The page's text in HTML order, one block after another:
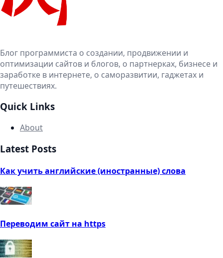
Блог программиста о создании, продвижении и
оптимизации сайтов и блогов, о партнерках, бизнесе и
заработке в интернете, о саморазвитии, гаджетах и
путешествиях.
Quick Links
About
Latest Posts
Как учить английские (иностранные) слова
Переводим сайт на https